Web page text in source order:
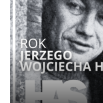
dźwiękowych